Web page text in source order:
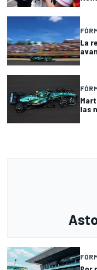
La
las